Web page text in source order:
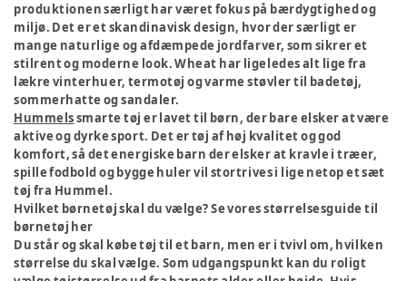
produktionen særligt har været fokus på bærdygtighed og
miljø. Det er et skandinavisk design, hvor der særligt er
mange naturlige og afdæmpede jordfarver, som sikrer et
stilrent og moderne look. Wheat har ligeledes alt lige fra
lækre vinterhuer, termotøj og varme støvler til badetøj,
sommerhatte og sandaler.
Hummelssmarte tøj er lavet til børn, der bare elsker at være
aktive og dyrke sport. Det er tøj af høj kvalitet og god
komfort, så det energiske barn der elsker at kravle i træer,
spille fodbold og bygge huler vil stortrives i lige netop et sæt
tøj fra Hummel.
Hvilket børnetøj skal du vælge? Se vores størrelsesguide til
børnetøj her
Du står og skal købe tøj til et barn, men er i tvivl om, hvilken
størrelse du skal vælge. Som udgangspunkt kan du roligt